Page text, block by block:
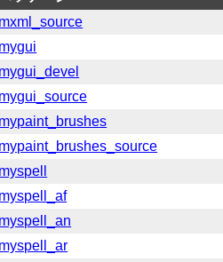
mxml_source
mygui
mygui_devel
mygui_source
mypaint_brushes
mypaint_brushes_source
myspell
myspell_af
myspell_an
myspell_ar